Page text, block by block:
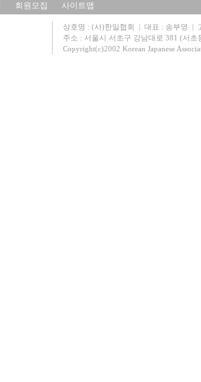
회원모집 사이트맵
상호명 : (사)한일협회 | 대표 : 송부영 |
주소 : 서울시 서초구 강남대로 381 (서
Copyright(c)2002 Korean Japanese